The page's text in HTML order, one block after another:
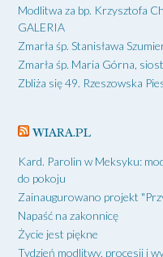
Modlitwa za bp. Krzysztofa
GALERIA
Zmarła śp. Stanisława
Zmarła śp. Maria Górna,
Zbliża się 49. Rzeszowska
WIARA.PL
Kard. Parolin w Meksyku:
do pokoju
Zainaugurowano projekt
Napaść na zakonnicę
Życie jest piękne
Tydzień modlitwy, procesji i